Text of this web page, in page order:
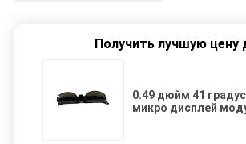
Получить лучшую цену
0.49 дюйм 41 градус
микро дисплей